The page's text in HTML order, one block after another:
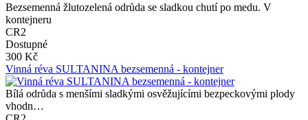
Bezsemenná žlutozelená odrůda se sladkou chutí po medu. V
kontejneru
CR2
Dostupné
300 Kč
Vinná réva SULTANINA bezsemenná - kontejner
Bílá odrůda s menšími sladkými osvěžujícími bezpeckovými plody
vhodn…